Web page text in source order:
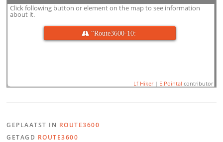
 “Route3600-10:
Click following button or element on the map to see information
about it.
Lf Hiker| E.Pointal contributor
GEPLAATST IN ROUTE3600
GETAGD ROUTE3600